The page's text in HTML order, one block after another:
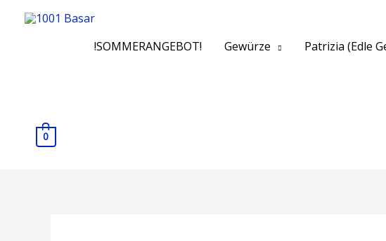
!SOMMERANGEBOT! Gewürze Patrizia (Edle
0